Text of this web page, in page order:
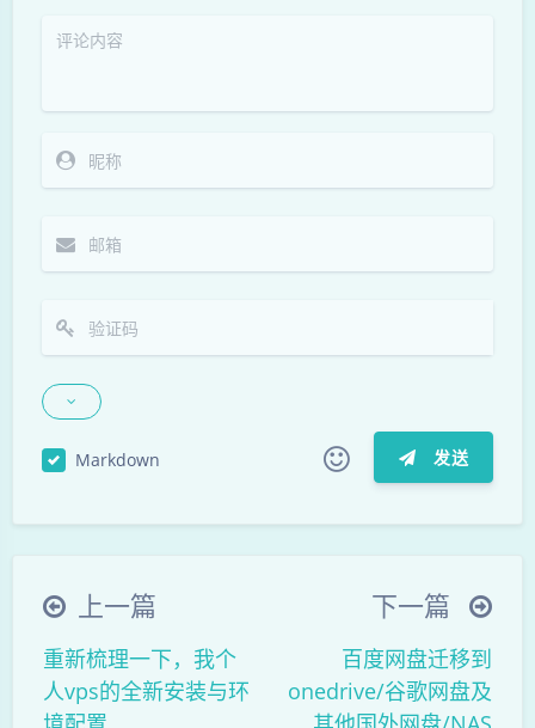
夜间模式
Sans Serif Serif
Markdown 发送
|´・ω・)ノ ヾ(≧∇≦*)ゝ
(☆ω☆)
∠( ᐛ 」∠)＿
୧(๑•̀⌄•́๑)૭
(ノ°ο°)ノ
(´இ皿இ｀)
⌇●﹏●⌇ (ฅ´ω`ฅ)
上一篇
重新梳理一下，我个
人vps的全新安装与环
下一篇
百度网盘迁移到
onedrive/谷歌网盘及